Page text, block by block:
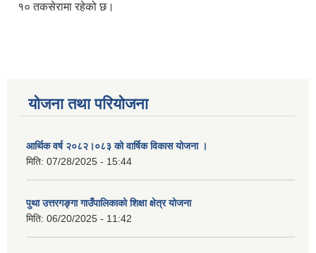
१० तकसेरामा रहेको छ।
योजना तथा परियोजना
आर्थिक वर्ष २०८२।०८३ को वार्षिक विकास योजना ।
मिति: 07/28/2025 - 15:44
पुथा उत्तरगङ्गा गाउँपालिकाको शिक्षा क्षेत्र योजना
मिति: 06/20/2025 - 11:42